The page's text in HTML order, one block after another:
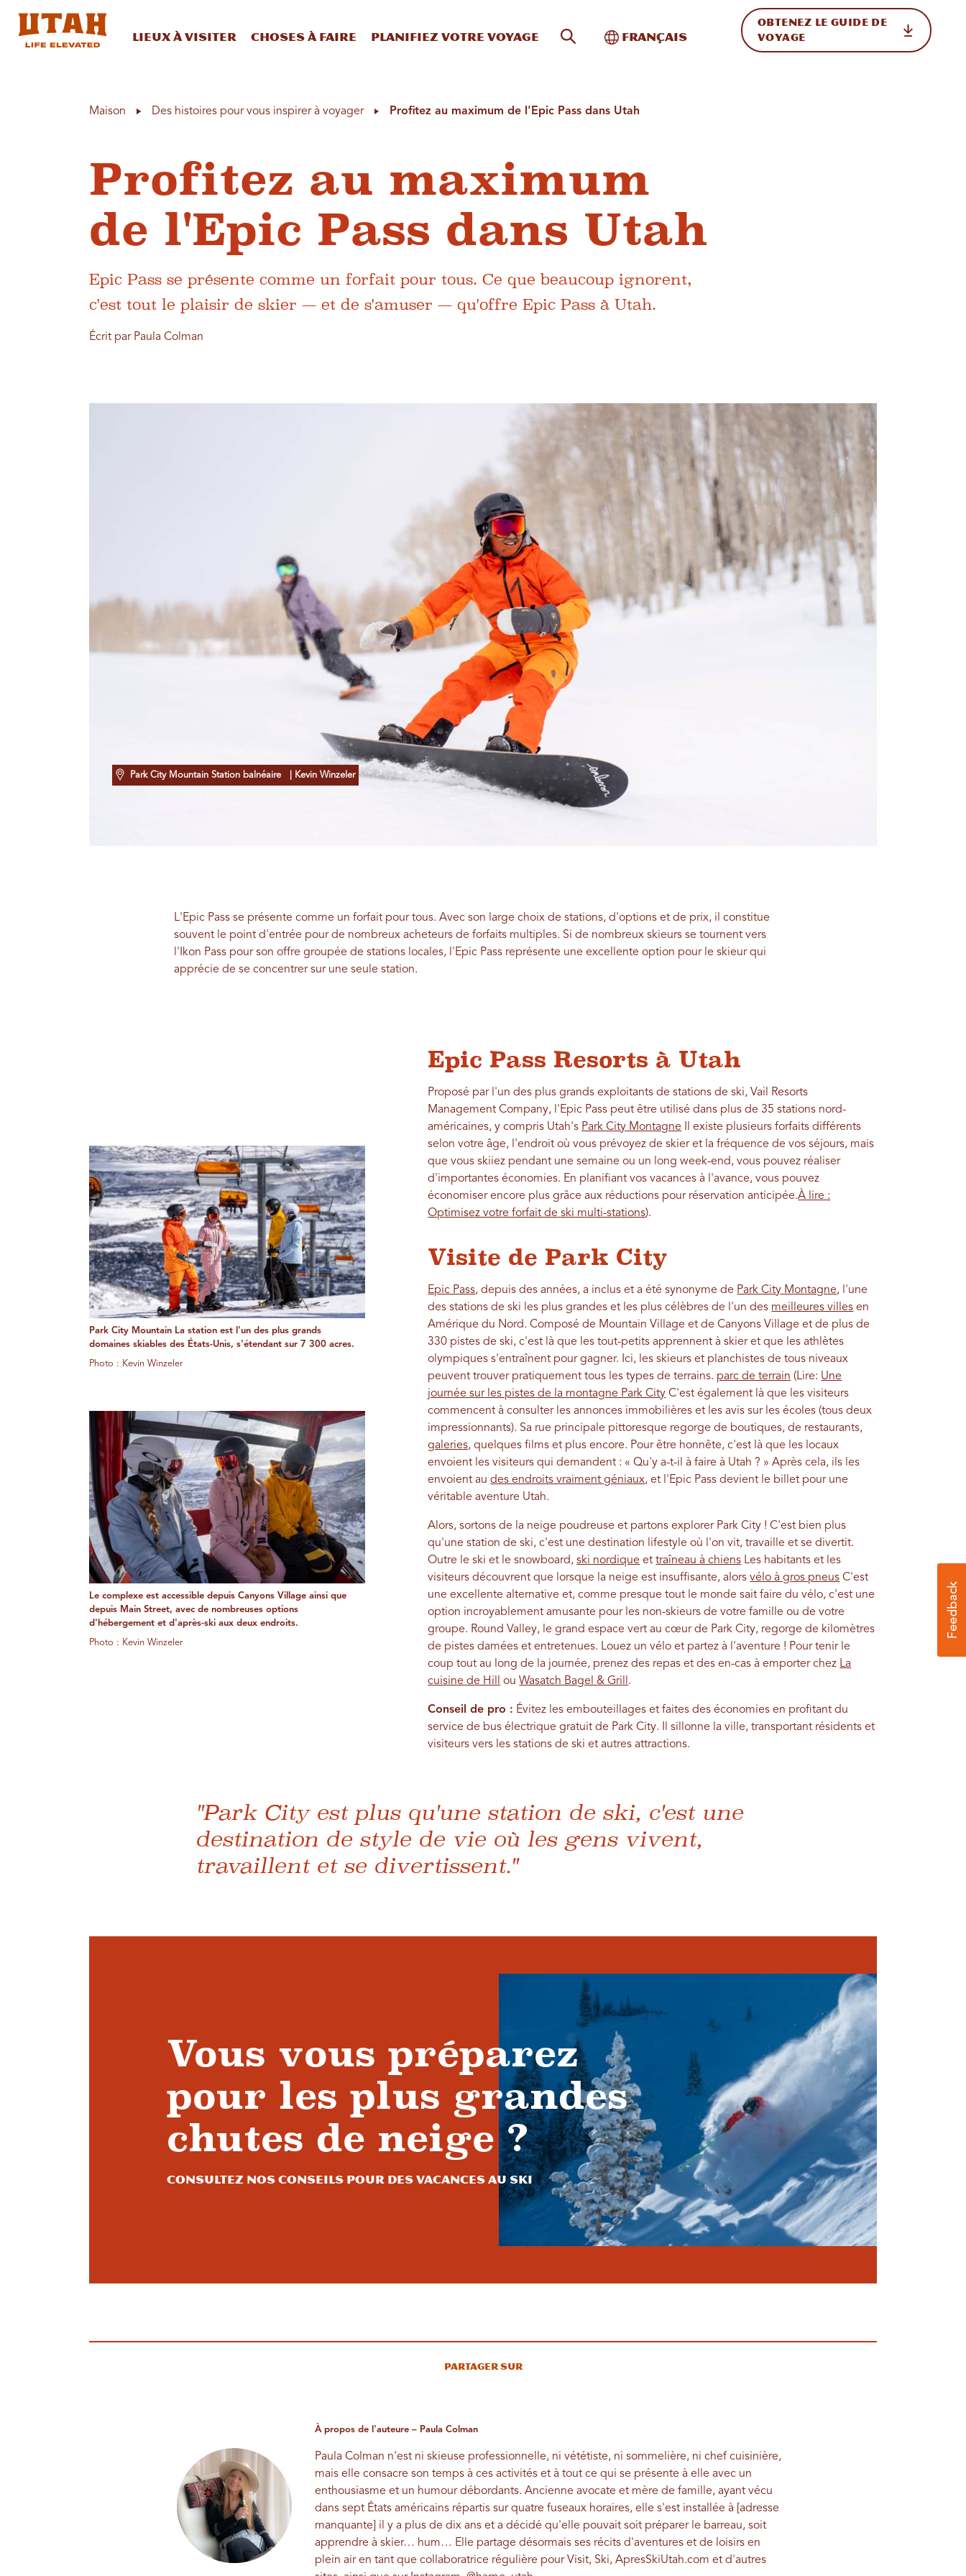
Lieux à visiter Choses à faire Planifiez votre voyage Recherche sur le site
Basculer vers l'international
Français
OBTENEZ LE GUIDE DE
VOYAGE
Maison Des histoires pour vous inspirer à voyager Profitez au maximum de l'Epic Pass dans Utah
Profitez au maximum
de l'Epic Pass dans Utah
Epic Pass se présente comme un forfait pour tous. Ce que beaucoup ignorent,
c'est tout le plaisir de skier — et de s'amuser — qu'offre Epic Pass à Utah.
Écrit par Paula Colman
Park City Mountain Station balnéaire | Kevin Winzeler
L'Epic Pass se présente comme un forfait pour tous. Avec son large choix de stations, d'options et de prix, il constitue
souvent le point d'entrée pour de nombreux acheteurs de forfaits multiples. Si de nombreux skieurs se tournent vers
l'Ikon Pass pour son offre groupée de stations locales, l'Epic Pass représente une excellente option pour le skieur qui
apprécie de se concentrer sur une seule station.
Park City Mountain La station est l'un des plus grands
domaines skiables des États-Unis, s'étendant sur 7 300 acres.
Photo : Kevin Winzeler
Le complexe est accessible depuis Canyons Village ainsi que
depuis Main Street, avec de nombreuses options
d'hébergement et d'après-ski aux deux endroits.
Photo : Kevin Winzeler
Epic Pass Resorts à Utah
Proposé par l'un des plus grands exploitants de stations de ski, Vail Resorts
Management Company, l'Epic Pass peut être utilisé dans plus de 35 stations nord-
américaines, y compris Utah's Park City Montagne Il existe plusieurs forfaits différents
selon votre âge, l'endroit où vous prévoyez de skier et la fréquence de vos séjours, mais
que vous skiiez pendant une semaine ou un long week-end, vous pouvez réaliser
d'importantes économies. En planifiant vos vacances à l'avance, vous pouvez
économiser encore plus grâce aux réductions pour réservation anticipée.À lire :
Optimisez votre forfait de ski multi-stations).
Visite de Park City
Epic Pass, depuis des années, a inclus et a été synonyme de Park City Montagne, l'une
des stations de ski les plus grandes et les plus célèbres de l'un des meilleures villes en
Amérique du Nord. Composé de Mountain Village et de Canyons Village et de plus de
330 pistes de ski, c'est là que les tout-petits apprennent à skier et que les athlètes
olympiques s'entraînent pour gagner. Ici, les skieurs et planchistes de tous niveaux
peuvent trouver pratiquement tous les types de terrains. parc de terrain (Lire: Une
journée sur les pistes de la montagne Park City C'est également là que les visiteurs
commencent à consulter les annonces immobilières et les avis sur les écoles (tous deux
impressionnants). Sa rue principale pittoresque regorge de boutiques, de restaurants,
galeries, quelques films et plus encore. Pour être honnête, c'est là que les locaux
envoient les visiteurs qui demandent : « Qu'y a-t-il à faire à Utah ? » Après cela, ils les
envoient audes endroits vraiment géniaux, et l'Epic Pass devient le billet pour une
véritable aventure Utah.
Alors, sortons de la neige poudreuse et partons explorer Park City ! C'est bien plus
qu'une station de ski, c'est une destination lifestyle où l'on vit, travaille et se divertit.
Outre le ski et le snowboard,ski nordique ettraîneau à chiens Les habitants et les
visiteurs découvrent que lorsque la neige est insuffisante, alorsvélo à gros pneus C'est
une excellente alternative et, comme presque tout le monde sait faire du vélo, c'est une
option incroyablement amusante pour les non-skieurs de votre famille ou de votre
groupe. Round Valley, le grand espace vert au cœur de Park City, regorge de kilomètres
de pistes damées et entretenues. Louez un vélo et partez à l'aventure ! Pour tenir le
coup tout au long de la journée, prenez des repas et des en-cas à emporter chez La
cuisine de Hill
ouWasatch Bagel & Grill .
Conseil de pro : Évitez les embouteillages et faites des économies en profitant du
service de bus électrique gratuit de Park City. Il sillonne la ville, transportant résidents et
visiteurs vers les stations de ski et autres attractions.
"Park City est plus qu'une station de ski, c'est une
destination de style de vie où les gens vivent,
travaillent et se divertissent."
Vous vous préparez
pour les plus grandes
chutes de neige ?
Consultez nos conseils pour des vacances au ski
Partager sur
À propos de l'auteure – Paula Colman
Paula Colman n'est ni skieuse professionnelle, ni vététiste, ni sommelière, ni chef cuisinière,
mais elle consacre son temps à ces activités et à tout ce qui se présente à elle avec un
enthousiasme et un humour débordants. Ancienne avocate et mère de famille, ayant vécu
dans sept États américains répartis sur quatre fuseaux horaires, elle s'est installée à [adresse
manquante] il y a plus de dix ans et a décidé qu'elle pouvait soit préparer le barreau, soit
apprendre à skier… hum… Elle partage désormais ses récits d'aventures et de loisirs en
plein air en tant que collaboratrice régulière pour Visit, Ski, ApresSkiUtah.com et d'autres